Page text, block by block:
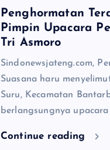
Penghormatan
Pimpin Upacara
Tri Asmoro
Sindonewsjateng.com,
Suasana haru
Suru, Kecamatan
berlangsungnya
Continue reading